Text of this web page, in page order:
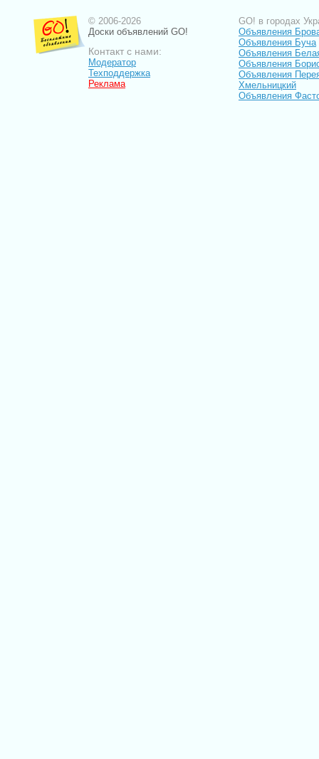
© 2006-2026
Доски объявлений GO!
Контакт с нами:
Модератор
Техподдержка
Реклама
GO! в городах
Объявления
Объявления Буча
Объявления
Объявления
Объявления
Хмельницкий
Объявления